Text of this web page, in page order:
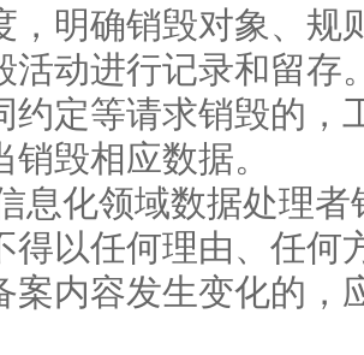
，明确销毁对象、规
活动进行记录和留存
约定等请求销毁的，
毁相应数据。
息化领域数据处理
得以任何理由、任何
案内容发生变化的，